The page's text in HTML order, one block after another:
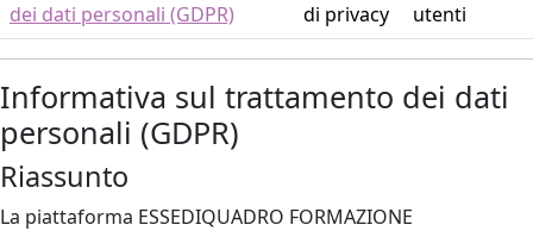
dei dati personali (GDPR)
di privacy
utenti
Informativa sul trattamento dei dati
personali (GDPR)
Riassunto
La piattaforma ESSEDIQUADRO FORMAZIONE